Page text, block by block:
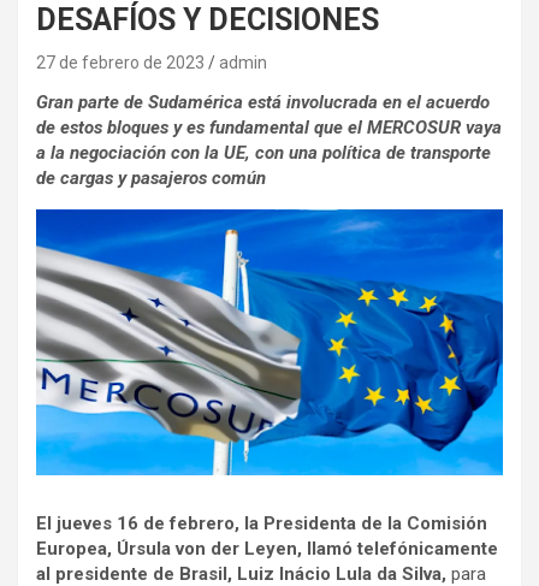
DESAFÍOS Y DECISIONES
27 de febrero de 2023 admin
Gran parte de Sudamérica está involucrada en el acuerdo
de estos bloques y es fundamental que el MERCOSUR vaya
a la negociación con la UE, con una política de transporte
de cargas y pasajeros común
El jueves 16 de febrero, la Presidenta de la Comisión
Europea, Úrsula von der Leyen, llamó telefónicamente
al presidente de Brasil, Luiz Inácio Lula da Silva, para